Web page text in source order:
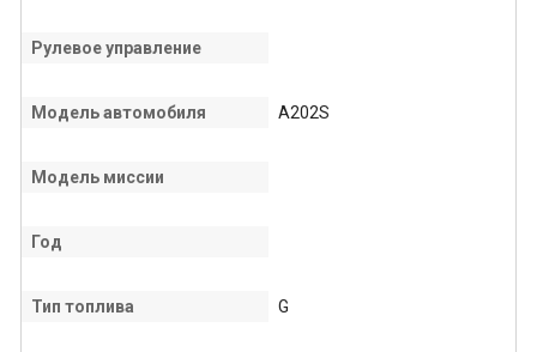
Рулевое управление
Модель автомобиля A202S
Модель миссии
Год
Тип топлива G